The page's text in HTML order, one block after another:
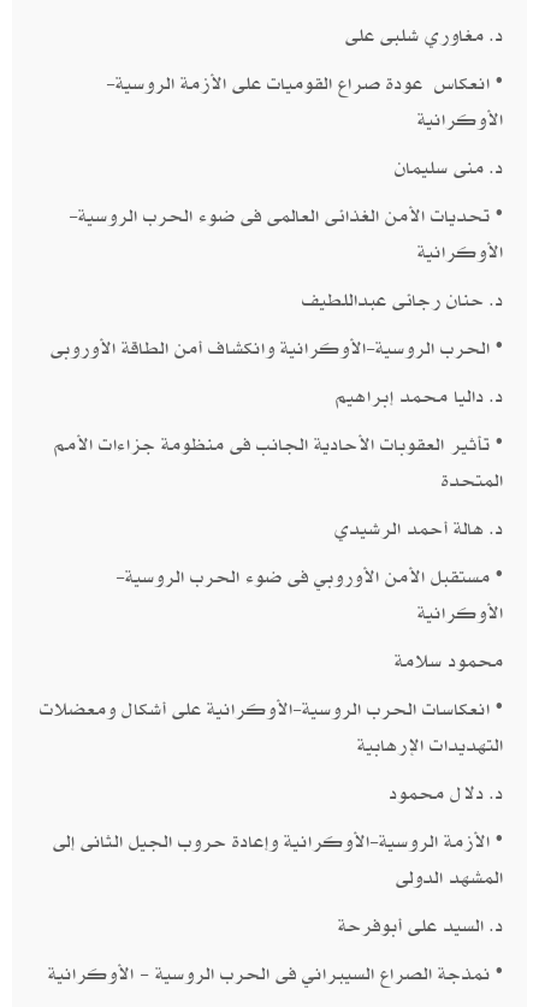
د. مغاوري شلبى على
• انعكاس عودة صراع القوميات على الأزمة الروسية-
الأوكرانية
​د. منى سليمان
• تحديات الأمن الغذائى العالمى فى ضوء الحرب الروسية-
الأوكرانية ​
د. حنان رجائى عبداللطيف​​
• الحرب الروسية-الأوكرانية وانكشاف أمن الطاقة الأوروبى​
د. داليا محمد إبراهيم
• تأثير العقوبات الأحادية الجانب فى منظومة جزاءات الأمم
المتحدة​
د. هالة أحمد الرشيدي
• مستقبل الأمن الأوروبي فى ضوء الحرب الروسية-
الأوكرانية
​محمود سلامة ​
• انعكاسات الحرب الروسية-الأوكرانية على أشكال ومعضلات
التهديدات الإرهابية​
د. دلال محمود​​
• الأزمة الروسية-الأوكرانية وإعادة حروب الجيل الثانى إلى
المشهد الدولى​
د. السيد على أبوفرحة​​
• نمذجة الصراع السيبراني فى الحرب الروسية - الأوكرانية